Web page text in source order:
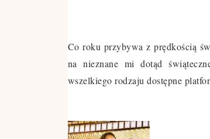
Co roku przybywa z prędkością
na nieznane mi dotąd
wszelkiego rodzaju dostępne